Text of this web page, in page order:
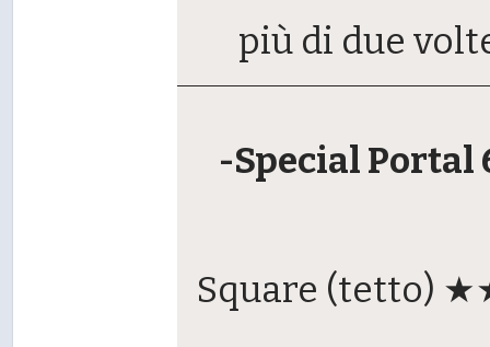
più di due
-Special Portal
Square (tetto)